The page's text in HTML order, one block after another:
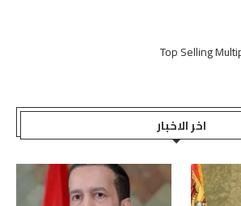
اخر الاخبار